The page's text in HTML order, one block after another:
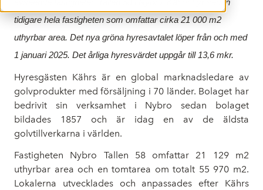
avseende fastigheten Tallen 58 i Nybro. Kährs hyr sedan
tidigare hela fastigheten som omfattar cirka 21 000 m2
uthyrbar area. Det nya gröna hyresavtalet löper från och med
1 januari 2025. Det årliga hyresvärdet uppgår till 13,6 mkr.
Hyresgästen Kährs är en global marknadsledare av
golvprodukter med försäljning i 70 länder. Bolaget har
bedrivit sin verksamhet i Nybro sedan bolaget
bildades 1857 och är idag en av de äldsta
golvtillverkarna i världen.
Fastigheten Nybro Tallen 58 omfattar 21 129 m2
uthyrbar area och en tomtarea om totalt 55 970 m2.
Lokalerna utvecklades och anpassades efter Kährs